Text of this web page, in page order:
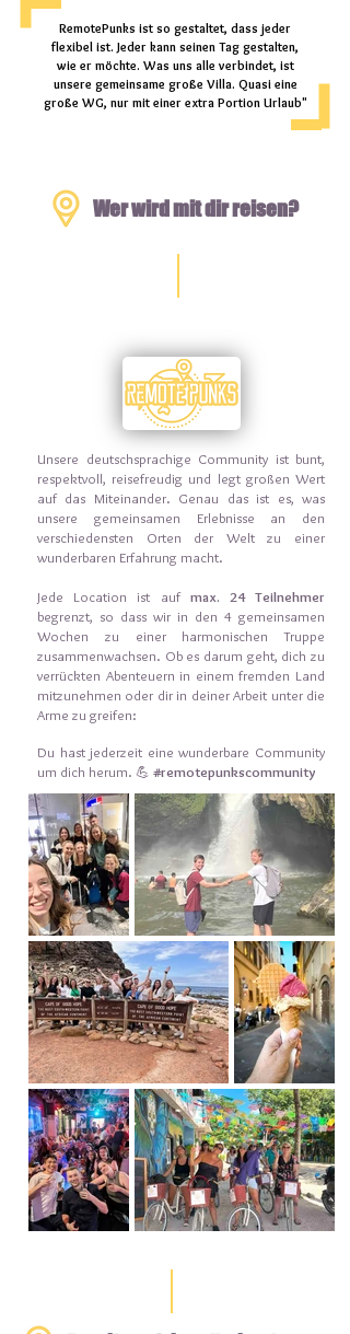
RemotePunks ist so gestaltet, dass jeder
flexibel ist. Jeder kann seinen Tag gestalten,
wie er möchte. Was uns alle verbindet, ist
unsere gemeinsame große Villa. Quasi eine
große WG, nur mit einer extra Portion Urlaub"
Wer wird mit dir reisen?
Unsere deutschsprachige Community ist bunt,
respektvoll, reisefreudig und legt großen Wert
auf das Miteinander. Genau das ist es, was
unsere gemeinsamen Erlebnisse an den
verschiedensten Orten der Welt zu einer
wunderbaren Erfahrung macht.
Jede Location ist auf max. 24 Teilnehmer
begrenzt, so dass wir in den 4 gemeinsamen
Wochen zu einer harmonischen Truppe
zusammenwachsen. Ob es darum geht, dich zu
verrückten Abenteuern in einem fremden Land
mitzunehmen oder dir in deiner Arbeit unter die
Arme zu greifen:
Du hast jederzeit eine wunderbare Community
um dich herum. 💪 #remotepunkscommunity